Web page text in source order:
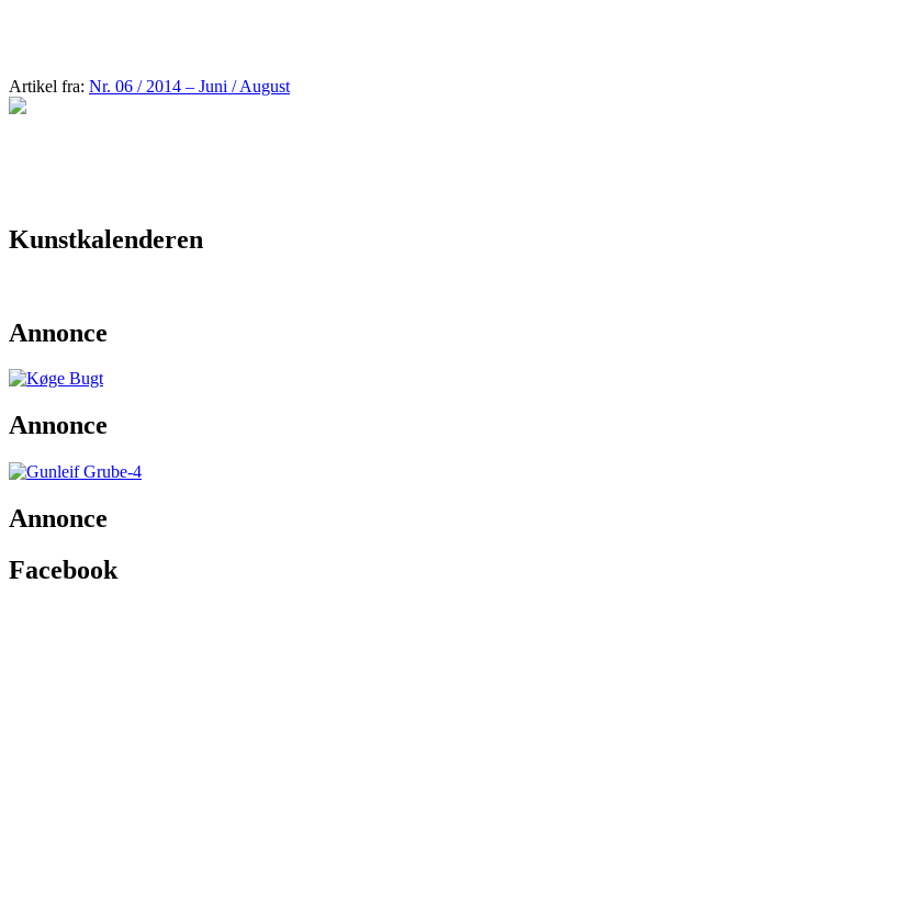
Artikel fra: Nr. 06 / 2014 – Juni / August
Kunstkalenderen
Annonce
Annonce
Annonce
Facebook